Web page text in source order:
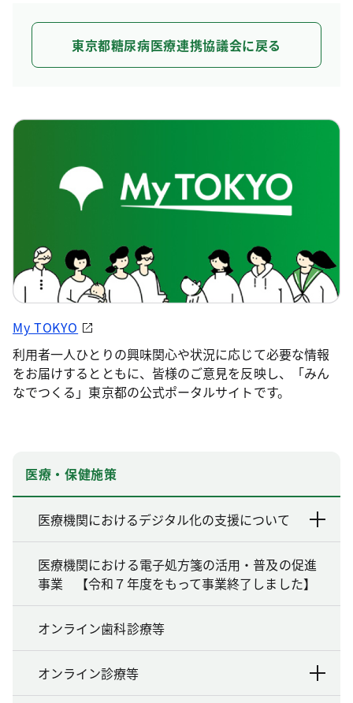
東京都糖尿病医療連携協議会に戻る
My TOKYO
利用者一人ひとりの興味関心や状況に応じて必要な情報
をお届けするとともに、皆様のご意見を反映し、「みん
なでつくる」東京都の公式ポータルサイトです。
医療・保健施策
医療機関におけるデジタル化の支援について
医療機関における電子処方箋の活用・普及の促進
事業 【令和７年度をもって事業終了しました】
オンライン歯科診療等
オンライン診療等